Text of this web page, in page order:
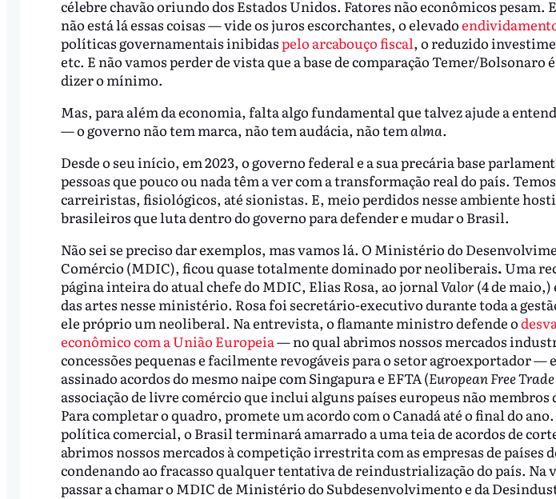
célebre chavão oriundo dos Estados Unidos. Fatores não econômicos pesam.
não está lá essas coisas — vide os juros escorchantes, o elevado
políticas governamentais inibidaspelo arcabouço fiscal, o reduzido
etc. E não vamos perder de vista que a base de comparação Temer/Bolsonaro
dizer o mínimo.
Mas, para além da economia, falta algo fundamental que talvez ajude a
— o governo não tem marca, não tem audácia, não temalma.
Desde o seu início, em 2023, o governo federal e a sua precária base
pessoas que pouco ou nada têm a ver com a transformação real do país.
carreiristas, fisiológicos, até sionistas. E, meio perdidos nesse ambiente
brasileiros que luta dentro do governo para defender e mudar o Brasil.
Não sei se preciso dar exemplos, mas vamos lá. O Ministério do
Comércio (MDIC), ficou quase totalmente dominado por neoliberais.Uma
página inteira do atual chefe do MDIC, Elias Rosa, ao jornal Valor(4 de maio,)
das artes nesse ministério. Rosa foi secretário-executivo durante toda a
ele próprio um neoliberal. Na entrevista, o flamante ministro defende o
econômico com a União Europeia— no qual abrimos nossos mercados
concessões pequenas e facilmente revogáveis para o setor agroexportador —
assinado acordos do mesmo naipe com Singapura e EFTA (European Free
associação de livre comércio que inclui alguns países europeus não
Para completar o quadro, promete um acordo com o Canadá até o final do
política comercial, o Brasil terminará amarrado a uma teia de acordos de
abrimos nossos mercados à competição irrestrita com as empresas de países
condenando ao fracasso qualquer tentativa de reindustrialização do país. Na
passar a chamar o MDIC de Ministério do Subdesenvolvimento e da